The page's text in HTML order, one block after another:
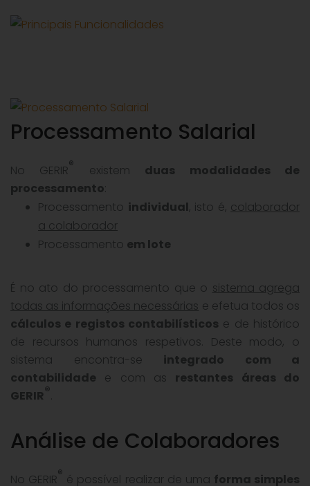
Processamento Salarial
No GERIR® existem duas modalidades de
processamento
Processamento individual, isto é, colaborador
a colaborador
Processamento em lote
É no ato do processamento que o sistema agrega
todas as informações necessárias e efetua todos os
cálculos e registos contabilísticos e de histórico
de recursos humanos respetivos. Deste modo, o
sistema encontra-se integrado com a
contabilidade e com as restantes áreas do
GERIR®
Análise de Colaboradores
No GERIR® é possível realizar de uma forma simples